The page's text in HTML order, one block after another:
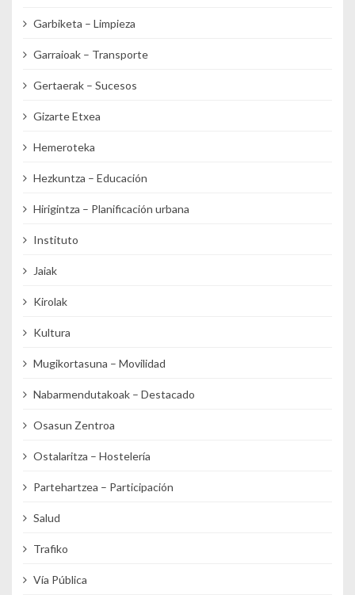
Garbiketa – Limpieza
Garraioak – Transporte
Gertaerak – Sucesos
Gizarte Etxea
Hemeroteka
Hezkuntza – Educación
Hirigintza – Planificación urbana
Instituto
Jaiak
Kirolak
Kultura
Mugikortasuna – Movilidad
Nabarmendutakoak – Destacado
Osasun Zentroa
Ostalaritza – Hostelería
Partehartzea – Participación
Salud
Trafiko
Vía Pública